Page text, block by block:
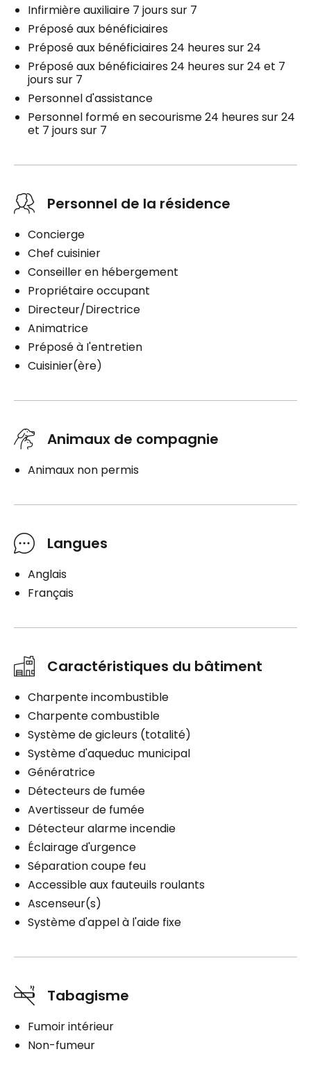
Infirmière auxiliaire 7 jours sur 7
Préposé aux bénéficiaires
Préposé aux bénéficiaires 24 heures sur 24
Préposé aux bénéficiaires 24 heures sur 24 et 7
jours sur 7
Personnel d'assistance
Personnel formé en secourisme 24 heures sur 24
et 7 jours sur 7
Personnel de la résidence
Concierge
Chef cuisinier
Conseiller en hébergement
Propriétaire occupant
Directeur/Directrice
Animatrice
Préposé à I'entretien
Cuisinier(ère)
Animaux de compagnie
Animaux non permis
Langues
Anglais
Français
Caractéristiques du bâtiment
Charpente incombustible
Charpente combustible
Système de gicleurs (totalité)
Système d'aqueduc municipal
Génératrice
Détecteurs de fumée
Avertisseur de fumée
Détecteur alarme incendie
Éclairage d'urgence
Séparation coupe feu
Accessible aux fauteuils roulants
Ascenseur(s)
Système d'appel à l'aide fixe
Tabagisme
Fumoir intérieur
Non-fumeur